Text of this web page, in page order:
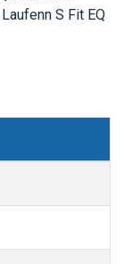
S Fit EQ